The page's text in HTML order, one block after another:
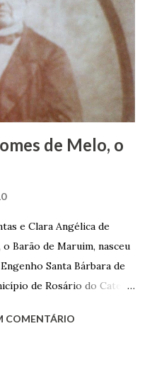
e depois de uma
que renegam suas
passado, orgulhava-se
tendo incontáveis vezes
de seu horário normal em
de Melo, o
e Clara Angélica de
Barão de Maruim, nasceu
Santa Bárbara de
de Rosário do Catete.
acabou com o
COMENTÁRIO